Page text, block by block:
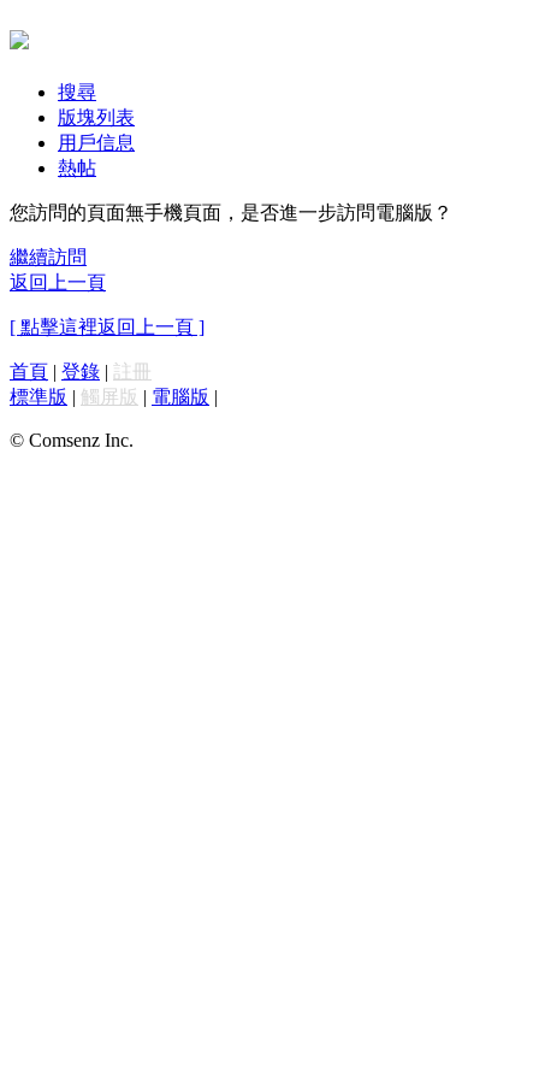
搜尋
版塊列表
用戶信息
熱帖
您訪問的頁面無手機頁面，是否進一步訪問電腦版？
繼續訪問
返回上一頁
[ 點擊這裡返回上一頁 ]
首頁 | 登錄 | 註冊
標準版 | 觸屏版 | 電腦版 |
© Comsenz Inc.